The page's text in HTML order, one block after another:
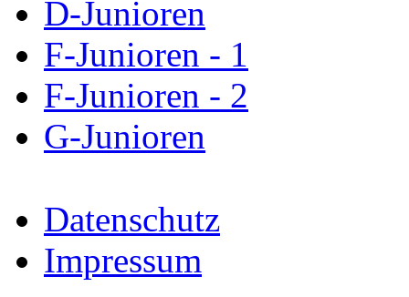
D-Junioren
F-Junioren - 1
F-Junioren - 2
G-Junioren
Datenschutz
Impressum